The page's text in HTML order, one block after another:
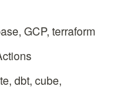
GCP, terraform
dbt, cube,